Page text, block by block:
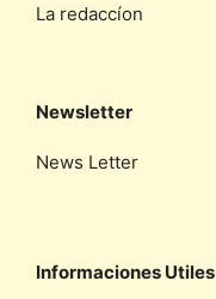
La redaccíon
Newsletter
News Letter
Informaciones Utiles